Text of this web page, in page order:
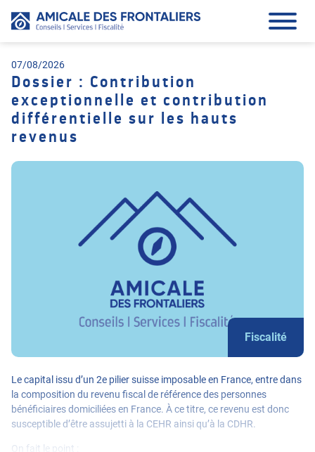
07/08/2026
Dossier : Contribution
exceptionnelle et contribution
différentielle sur les hauts
revenus
Fiscalité
Le capital issu d’un 2e pilier suisse imposable en France, entre dans
la composition du revenu fiscal de référence des personnes
bénéficiaires domiciliées en France. À ce titre, ce revenu est donc
susceptible d’être assujetti à la CEHR ainsi qu’à la CDHR.
On fait le point :